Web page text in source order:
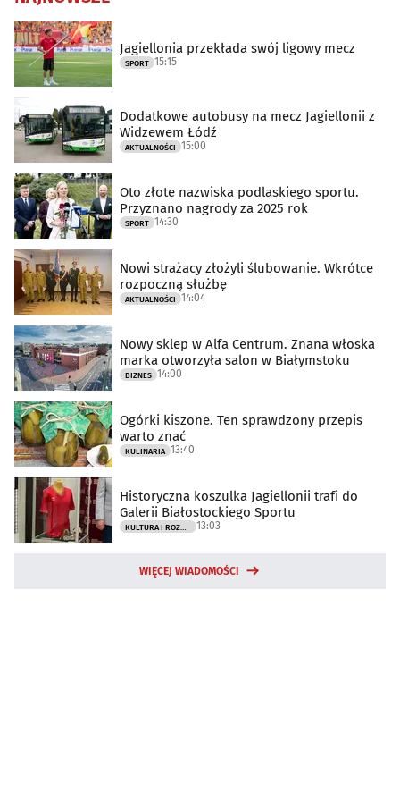
Jagiellonia przekłada swój ligowy mecz
SPORT 15:15
Dodatkowe autobusy na mecz Jagiellonii z
Widzewem Łódź
AKTUALNOŚCI 15:00
Oto złote nazwiska podlaskiego sportu.
Przyznano nagrody za 2025 rok
SPORT 14:30
Nowi strażacy złożyli ślubowanie. Wkrótce
rozpoczną służbę
AKTUALNOŚCI 14:04
Nowy sklep w Alfa Centrum. Znana włoska
marka otworzyła salon w Białymstoku
BIZNES 14:00
Ogórki kiszone. Ten sprawdzony przepis
warto znać
KULINARIA 13:40
Historyczna koszulka Jagiellonii trafi do
Galerii Białostockiego Sportu
13:03
WIĘCEJ WIADOMOŚCI